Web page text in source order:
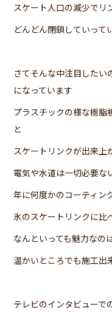
スケート人口の減少でリ
どんどん閉鎖していって
さてそんな中注目したい
になっています
プラスチックの様な樹脂
と
スケートリンクが出来上
電気や水道は一切必要な
年に何度かのコーティン
氷のスケートリンクに比
なんといっても魅力なの
温かいところでも施工出
テレビのインタビューで